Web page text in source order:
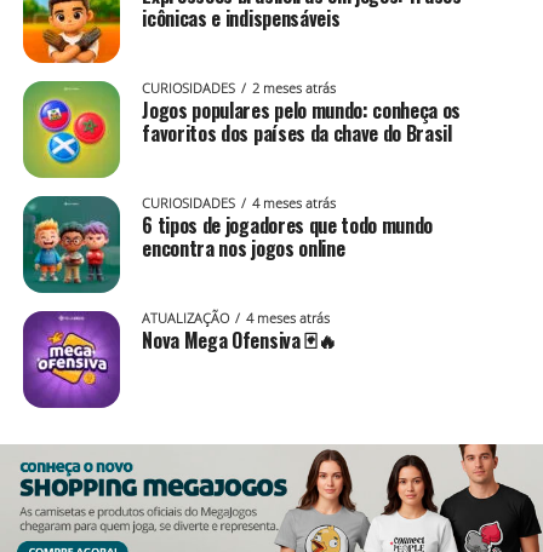
icônicas e indispensáveis
CURIOSIDADES 2 meses atrás
Jogos populares pelo mundo: conheça os
favoritos dos países da chave do Brasil
CURIOSIDADES 4 meses atrás
6 tipos de jogadores que todo mundo
encontra nos jogos online
ATUALIZAÇÃO 4 meses atrás
Nova Mega Ofensiva 🃏🔥